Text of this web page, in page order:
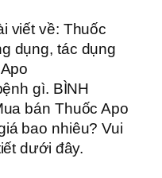
viết về: Thuốc
dụng, tác dụng
gì. BÌNH
bán Thuốc Apo
bao nhiêu? Vui
dưới đây.